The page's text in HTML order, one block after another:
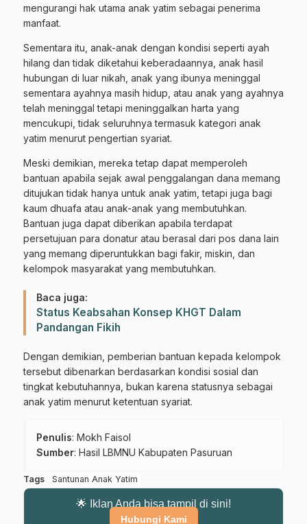
Gabung Channel WhatsApp NU
Pasuruan
mengurangi hak utama anak yatim sebagai penerima
manfaat.
Sementara itu, anak-anak dengan kondisi seperti ayah
hilang dan tidak diketahui keberadaannya, anak hasil
hubungan di luar nikah, anak yang ibunya meninggal
sementara ayahnya masih hidup, atau anak yang ayahnya
telah meninggal tetapi meninggalkan harta yang
mencukupi, tidak seluruhnya termasuk kategori anak
yatim menurut pengertian syariat.
Meski demikian, mereka tetap dapat memperoleh
bantuan apabila sejak awal penggalangan dana memang
ditujukan tidak hanya untuk anak yatim, tetapi juga bagi
kaum dhuafa atau anak-anak yang membutuhkan.
Bantuan juga dapat diberikan apabila terdapat
persetujuan para donatur atau berasal dari pos dana lain
yang memang diperuntukkan bagi fakir, miskin, dan
kelompok masyarakat yang membutuhkan.
Baca juga:
Status Keabsahan Konsep KHGT Dalam
Pandangan Fikih
Dengan demikian, pemberian bantuan kepada kelompok
tersebut dibenarkan berdasarkan kondisi sosial dan
tingkat kebutuhannya, bukan karena statusnya sebagai
anak yatim menurut ketentuan syariat.
Penulis: Mokh Faisol
Sumber: Hasil LBMNU Kabupaten Pasuruan
Tags Santunan Anak Yatim
🌟 Iklan Anda bisa tampil di sini!
Hubungi Kami